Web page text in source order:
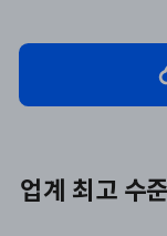
업계 최고 수